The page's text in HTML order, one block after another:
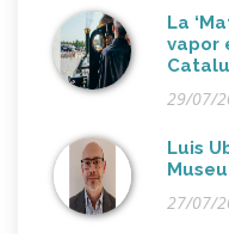
La
vapor
29/07/
Luis
Museu
27/07/